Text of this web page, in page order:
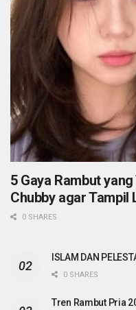
5 Gaya Rambut
Chubby agar Tampil
0 SHARES
ISLAM DAN
0 SHARES
Tren Rambut Pria